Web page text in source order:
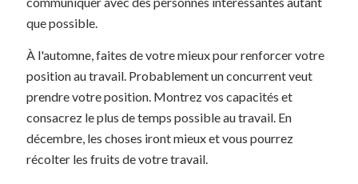
que possible.
À l'automne, faites de votre mieux pour renforcer votre
position au travail. Probablement un concurrent veut
prendre votre position. Montrez vos capacités et
consacrez le plus de temps possible au travail. En
décembre, les choses iront mieux et vous pourrez
récolter les fruits de votre travail.